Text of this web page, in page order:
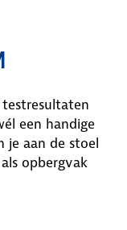
een handige
je aan de stoel
opbergvak